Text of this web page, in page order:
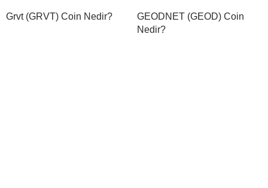
Grvt (GRVT) Coin Nedir?
GEODNET (GEOD) Coin
Nedir?